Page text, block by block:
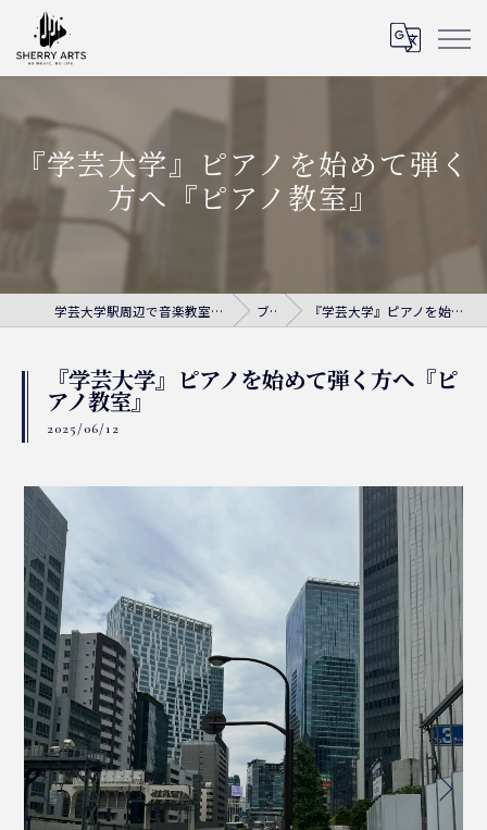
『学芸大学』ピアノを始めて弾く
方へ『ピアノ教室』
学芸大学駅周辺で音楽教室ならシェリー・アーツ音楽教室 ブログ 『学芸大学』ピアノを始めて弾く方へ『ピアノ教室』
『学芸大学』ピアノを始めて弾く方へ『ピ
アノ教室』
2025/06/12